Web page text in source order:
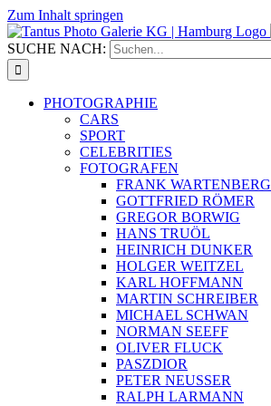
Zum Inhalt springen
SUCHE NACH:
PHOTOGRAPHIE
CARS
SPORT
CELEBRITIES
FOTOGRAFEN
FRANK WARTENBERG
GOTTFRIED RÖMER
GREGOR BORWIG
HANS TRUÖL
HEINRICH DUNKER
HOLGER WEITZEL
KARL HOFFMANN
MARTIN SCHREIBER
MICHAEL SCHWAN
NORMAN SEEFF
OLIVER FLUCK
PASZDIOR
PETER NEUSSER
RALPH LARMANN